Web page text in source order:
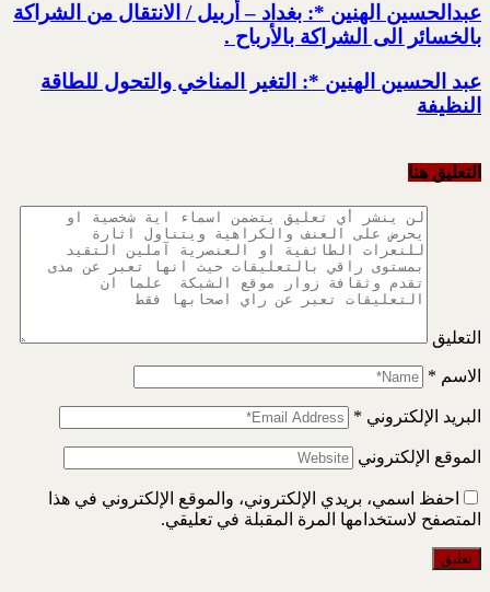
عبدالحسين الهنين *: بغداد – أربيل / الانتقال من الشراكة
بالخسائر الى الشراكة بالأرباح .
عبد الحسين الهنين *: التغير المناخي والتحول للطاقة
النظيفة
التعليق هنا
التعليق
الاسم *
البريد الإلكتروني *
الموقع الإلكتروني
احفظ اسمي، بريدي الإلكتروني، والموقع الإلكتروني في هذا
المتصفح لاستخدامها المرة المقبلة في تعليقي.